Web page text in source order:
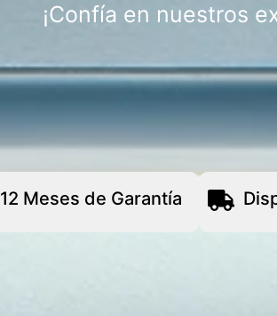
¡Confía en nuestros
12 Meses de Garantía